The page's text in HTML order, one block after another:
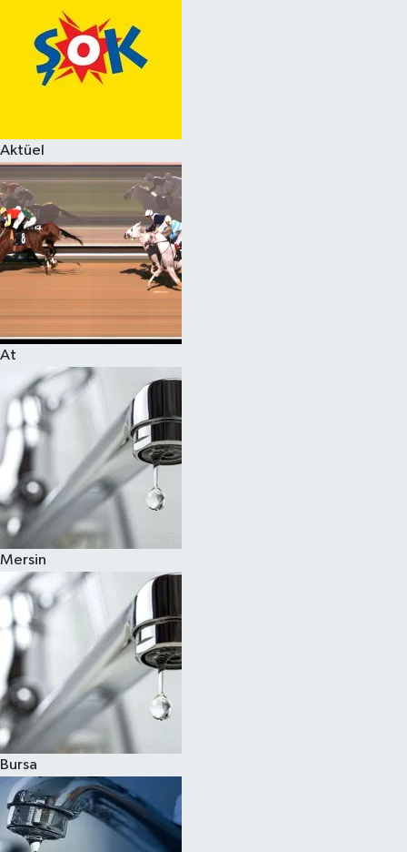
Aktüel
At
Mersin
Bursa